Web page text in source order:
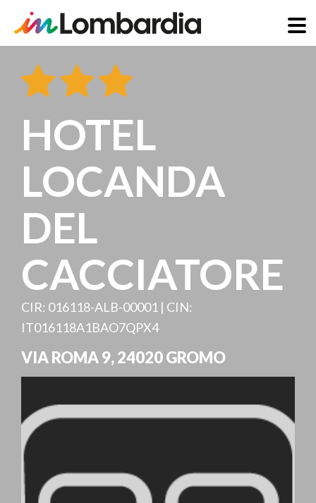
contenuto
HOTEL
LOCANDA
DEL
CACCIATORE
CIR: 016118-ALB-00001 | CIN:
IT016118A1BAO7QPX4
VIA ROMA 9,24020GROMO